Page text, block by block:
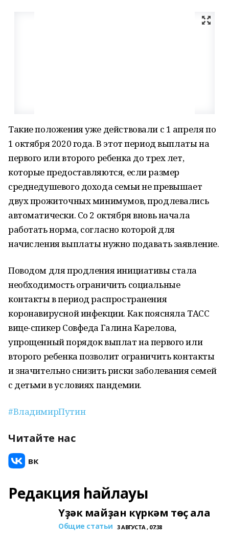
Такие положения уже действовали с 1 апреля по
1 октября 2020 года. В этот период выплаты на
первого или второго ребенка до трех лет,
которые предоставляются, если размер
среднедушевого дохода семьи не превышает
двух прожиточных минимумов, продлевались
автоматически. Со 2 октября вновь начала
работать норма, согласно которой для
начисления выплаты нужно подавать заявление.
Поводом для продления инициативы стала
необходимость ограничить социальные
контакты в период распространения
коронавирусной инфекции. Как поясняла ТАСС
вице-спикер Совфеда Галина Карелова,
упрощенный порядок выплат на первого или
второго ребенка позволит ограничить контакты
и значительно снизить риски заболевания семей
с детьми в условиях пандемии.
#ВладимирПутин
Читайте нас
Редакция һайлауы
Үҙәк майҙан күркәм төҫ ала
Общие статьи 3 АВГУСТА , 07:38